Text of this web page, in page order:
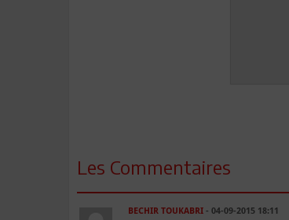
Les Commentaires
BECHIR TOUKABRI- 04-09-2015 18:11